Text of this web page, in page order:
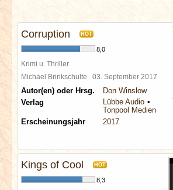
SPECIALS
REDAKTION
LINKS
Corruption HOT
8,0
Krimi u. Thriller
Michael Brinkschulte 03. September 2017
Autor(en) oder Hrsg.
Don Winslow
Verlag
Lübbe Audio
Tonpool Medien
Erscheinungsjahr
2017
Kings of Cool HOT
8,3